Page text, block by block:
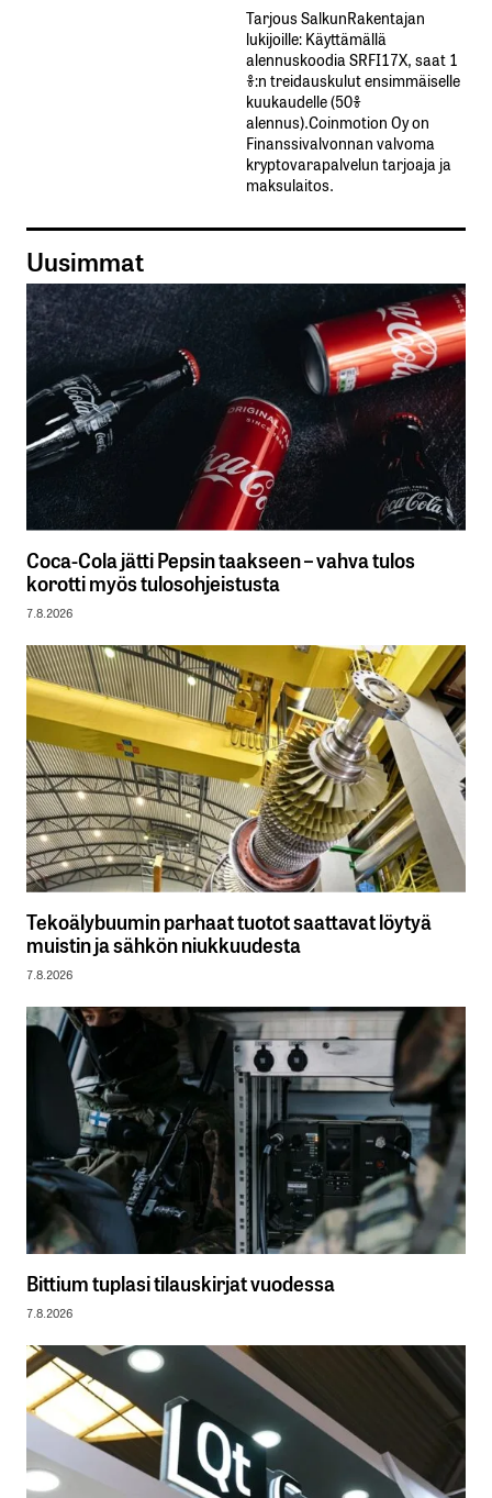
Tarjous SalkunRakentajan
lukijoille: Käyttämällä​ ​
alennuskoodia​ ​SRFI17X,​ ​saat​ ​1
%:n treidauskulut​ ​ensimmäiselle​ ​
kuukaudelle​ ​(50%​ ​
alennus).Coinmotion Oy on
Finanssivalvonnan valvoma
kryptovarapalvelun tarjoaja ja
maksulaitos.
Uusimmat
Coca-Cola jätti Pepsin taakseen – vahva tulos
korotti myös tulosohjeistusta
7.8.2026
Tekoälybuumin parhaat tuotot saattavat löytyä
muistin ja sähkön niukkuudesta
7.8.2026
Bittium tuplasi tilauskirjat vuodessa
7.8.2026